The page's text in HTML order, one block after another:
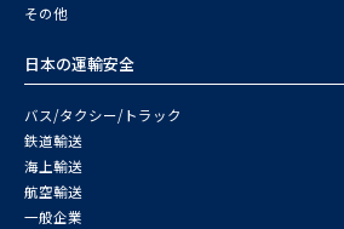
その他
日本の運輸安全
バス/タクシー/トラック
鉄道輸送
海上輸送
航空輸送
一般企業